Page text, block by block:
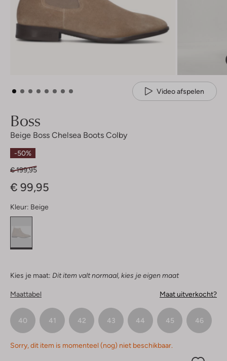
Video afspelen
Boss
Beige Boss Chelsea Boots Colby
-50%
€ 199,95
€ 99,95
Kleur: Beige
Kies je maat: Dit item valt normaal, kies je eigen maat
Maattabel Maat uitverkocht?
40 41 42 43 44 45 46
Sorry, dit item is momenteel (nog) niet beschikbaar.